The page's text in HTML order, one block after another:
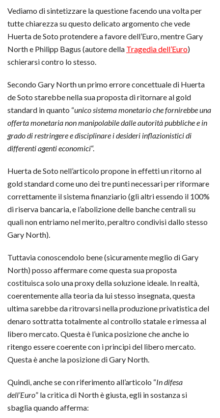
Vediamo di sintetizzare la questione facendo una volta per
tutte chiarezza su questo delicato argomento che vede
Huerta de Soto protendere a favore dell’Euro, mentre Gary
North e Philipp Bagus (autore della Tragedia dell’Euro)
schierarsi contro lo stesso.
Secondo Gary North un primo errore concettuale di Huerta
de Soto starebbe nella sua proposta di ritornare al gold
standard in quanto “unico sistema monetario che fornirebbe una
offerta monetaria non manipolabile dalle autorità pubbliche e in
grado di restringere e disciplinare i desideri inflazionistici di
differenti agenti economici“.
Huerta de Soto nell’articolo propone in effetti un ritorno al
gold standard come uno dei tre punti necessari per riformare
correttamente il sistema finanziario (gli altri essendo il 100%
di riserva bancaria, e l’abolizione delle banche centrali su
quali non entriamo nel merito, peraltro condivisi dallo stesso
Gary North).
Tuttavia conoscendolo bene (sicuramente meglio di Gary
North) posso affermare come questa sua proposta
costituisca solo una proxy della soluzione ideale. In realtà,
coerentemente alla teoria da lui stesso insegnata, questa
ultima sarebbe da ritrovarsi nella produzione privatistica del
denaro sottratta totalmente al controllo statale e rimessa al
libero mercato. Questa è l’unica posizione che anche io
ritengo essere coerente con i principi del libero mercato.
Questa è anche la posizione di Gary North.
Quindi, anche se con riferimento all’articolo “In difesa
dell’Euro” la critica di North è giusta, egli in sostanza si
sbaglia quando afferma: